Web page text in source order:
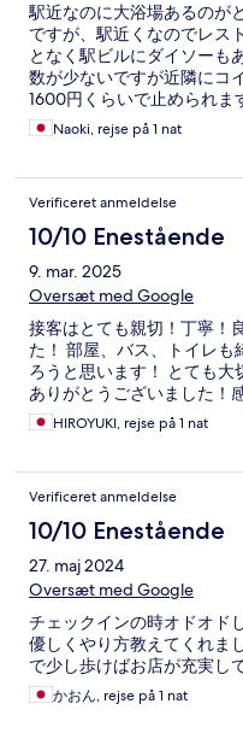
駅近なのに大浴場あるのが
ですが、駅近くなのでレス
となく駅ビルにダイソーも
数が少ないですが近隣にコ
1600円くらいで止められま
Naoki, rejse på 1 nat
Verificeret anmeldelse
10/10 Enestående
9. mar. 2025
Oversæt med Google
接客はとても親切！丁寧！
た！ 部屋、バス、トイレも
ろうと思います！ とても大
ありがとうございました！
HIROYUKI, rejse på 1 nat
Verificeret anmeldelse
10/10 Enestående
27. maj 2024
Oversæt med Google
チェックインの時オドオド
優しくやり方教えてくれま
で少し歩けばお店が充実し
かおん, rejse på 1 nat